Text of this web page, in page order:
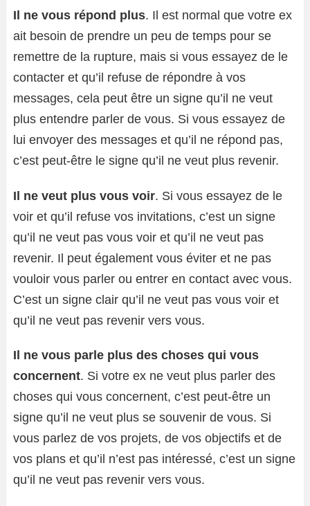
Il ne vous répond plus. Il est normal que votre ex
ait besoin de prendre un peu de temps pour se
remettre de la rupture, mais si vous essayez de le
contacter et qu’il refuse de répondre à vos
messages, cela peut être un signe qu’il ne veut
plus entendre parler de vous. Si vous essayez de
lui envoyer des messages et qu’il ne répond pas,
c’est peut-être le signe qu’il ne veut plus revenir.
Il ne veut plus vous voir. Si vous essayez de le
voir et qu’il refuse vos invitations, c’est un signe
qu’il ne veut pas vous voir et qu’il ne veut pas
revenir. Il peut également vous éviter et ne pas
vouloir vous parler ou entrer en contact avec vous.
C’est un signe clair qu’il ne veut pas vous voir et
qu’il ne veut pas revenir vers vous.
Il ne vous parle plus des choses qui vous
concernent. Si votre ex ne veut plus parler des
choses qui vous concernent, c’est peut-être un
signe qu’il ne veut plus se souvenir de vous. Si
vous parlez de vos projets, de vos objectifs et de
vos plans et qu’il n’est pas intéressé, c’est un signe
qu’il ne veut pas revenir vers vous.